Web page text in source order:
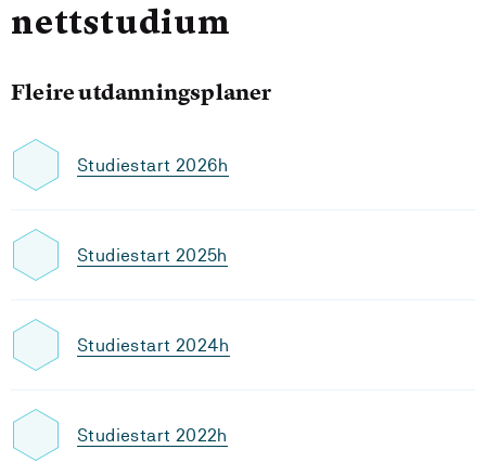
nettstudium
Fleire utdanningsplaner
Studiestart 2026h
Studiestart 2025h
Studiestart 2024h
Studiestart 2022h